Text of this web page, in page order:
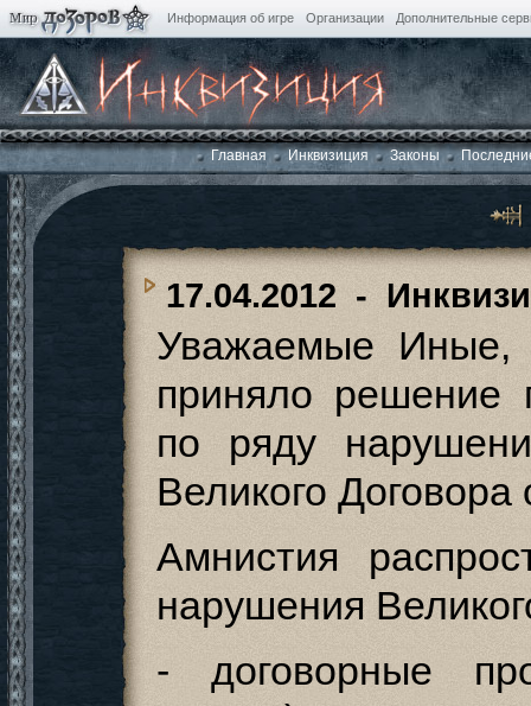
Информация об игре Организации Дополнительные
Главная Инквизиция Законы
17.04.2012 -
Уважаемые Иные,
приняло решение
по ряду
Великого
Амнистия
нарушения
- договорные